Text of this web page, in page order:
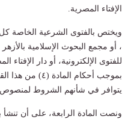
الإفتاء المصرية.
ويختص بالفتوى الشرعية الخاصة كل
، أو مجمع البحوث الإسلامية
للفتوى الإلكترونية، أو دار الإفتاء
بموجب أحكام
يتوافر في شأنهم الشروط لمنصوص عليها في
ونصت المادة الرابعة، على أن